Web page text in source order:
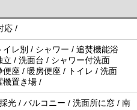
応 /
イレ別 / シャワー / 追焚機能浴
立 / 洗面台 / シャワー付洗面
便座 / 暖房便座 / トイレ / 洗面
機置き場 /
光 / バルコニー / 洗面所に窓 / 南